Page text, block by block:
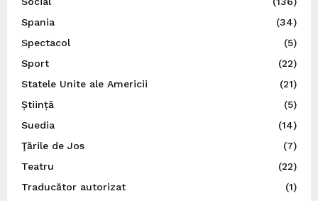
Spania
(34)
Spectacol
(5)
Sport
(22)
Statele Unite ale Americii
(21)
Știință
(5)
Suedia
(14)
Ţările de Jos
(7)
Teatru
(22)
Traducător autorizat
(1)